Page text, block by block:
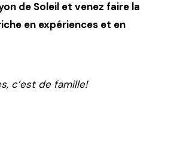
de Soleil et venez faire la
en expériences et en
c’est de famille!